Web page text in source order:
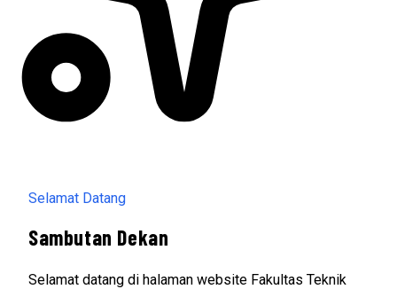
Selamat Datang
Sambutan Dekan
Selamat datang di halaman website Fakultas Teknik